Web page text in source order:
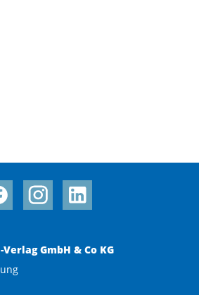
GmbH & Co KG